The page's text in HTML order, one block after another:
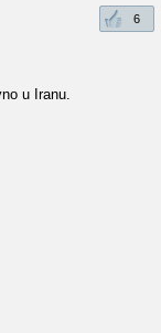
6
u Iranu.